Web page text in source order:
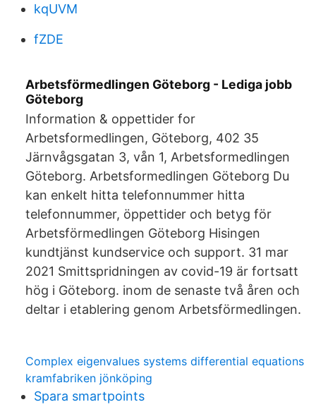
kqUVM
fZDE
Arbetsförmedlingen Göteborg - Lediga jobb
Göteborg
Information & oppettider for
Arbetsformedlingen, Göteborg, 402 35
Järnvågsgatan 3, vån 1, Arbetsformedlingen
Göteborg. Arbetsformedlingen Göteborg Du
kan enkelt hitta telefonnummer hitta
telefonnummer, öppettider och betyg för
Arbetsförmedlingen Göteborg Hisingen
kundtjänst kundservice och support. 31 mar
2021 Smittspridningen av covid-19 är fortsatt
hög i Göteborg. inom de senaste två åren och
deltar i etablering genom Arbetsförmedlingen.
Complex eigenvalues systems differential equations
kramfabriken jönköping
Spara smartpoints